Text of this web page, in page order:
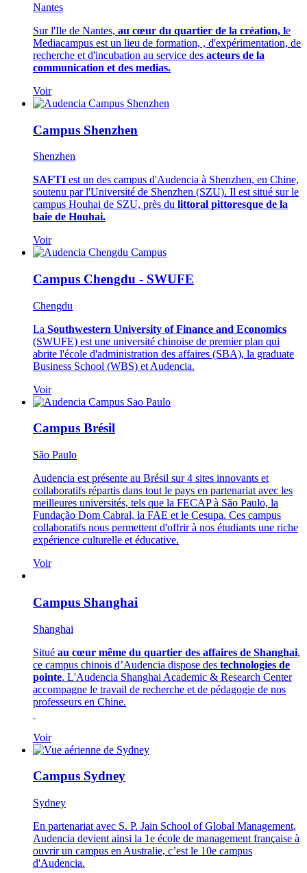
Nantes
Sur l'Ile de Nantes, au cœur du quartier de la création, le
Mediacampus est un lieu de formation, , d'expérimentation, de
recherche et d'incubation au service des acteurs de la
communication et des medias.
Voir
Campus Shenzhen
Shenzhen
SAFTI est un des campus d'Audencia à Shenzhen, en Chine,
soutenu par l'Université de Shenzhen (SZU). Il est situé sur le
campus Houhai de SZU, près du littoral pittoresque de la
baie de Houhai.
Voir
Campus Chengdu - SWUFE
Chengdu
La Southwestern University of Finance and Economics
(SWUFE) est une université chinoise de premier plan qui
abrite l'école d'administration des affaires (SBA), la graduate
Business School (WBS) et Audencia.
Voir
Campus Brésil
São Paulo
Audencia est présente au Brésil sur 4 sites innovants et
collaboratifs répartis dans tout le pays en partenariat avec les
meilleures universités, tels que la FECAP à São Paulo, la
Fundação Dom Cabral, la FAE et le Cesupa. Ces campus
collaboratifs nous permettent d'offrir à nos étudiants une riche
expérience culturelle et éducative.
Voir
Campus Shanghai
Shanghai
Situé au cœur même du quartier des affaires de Shanghai,
ce campus chinois d’Audencia dispose des technologies de
pointe. L'Audencia Shanghai Academic & Research Center
accompagne le travail de recherche et de pédagogie de nos
professeurs en Chine.
Voir
Campus Sydney
Sydney
En partenariat avec S. P. Jain School of Global Management,
Audencia devient ainsi la 1e école de management française à
ouvrir un campus en Australie, c’est le 10e campus
d'Audencia.